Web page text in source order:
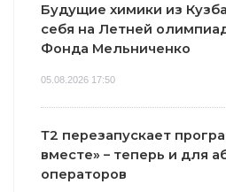
Будущие химики из
себя на Летней
Фонда Мельниченко
05.08.2026 17:50
Т2 перезапускает
вместе» – теперь и для
операторов